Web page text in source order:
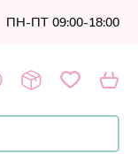
ПН-ПТ 09:00-18:00